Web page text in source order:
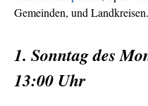
Gemeinden, und
1. Sonntag des
13:00 Uhr